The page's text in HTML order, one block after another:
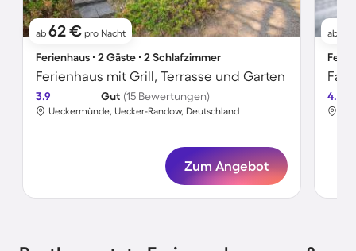
ab 62 € pro Nacht
Ferienhaus ∙ 2 Gäste ∙ 2 Schlafzimmer
Ferienhaus mit Grill, Terrasse und Garten
3.9 Gut (15 Bewertungen)
Ueckermünde, Uecker-Randow, Deutschland
Zum Angebot
ab
4.0